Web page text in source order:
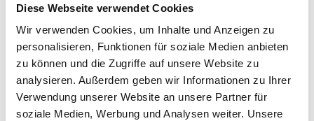
Diese Webseite verwendet Cookies
Wir verwenden Cookies, um Inhalte und Anzeigen zu
personalisieren, Funktionen für soziale Medien anbieten
zu können und die Zugriffe auf unsere Website zu
analysieren. Außerdem geben wir Informationen zu Ihrer
Verwendung unserer Website an unsere Partner für
soziale Medien, Werbung und Analysen weiter. Unsere
Christus handelt
Aposteldienst
Dreistufiges Amt
Weiheliturgie